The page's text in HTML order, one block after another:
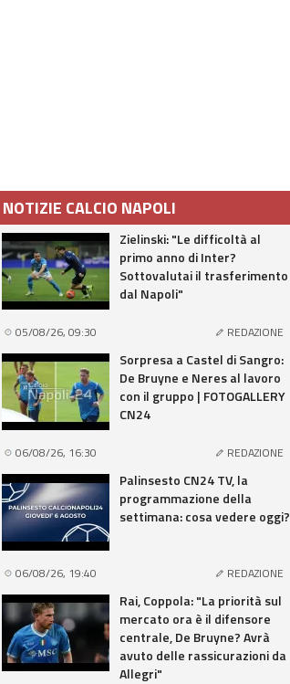
NOTIZIE CALCIO NAPOLI
Zielinski: "Le difficoltà al
primo anno di Inter?
Sottovalutai il trasferimento
dal Napoli"
05/08/26, 09:30 REDAZIONE
Sorpresa a Castel di Sangro:
De Bruyne e Neres al lavoro
con il gruppo | FOTOGALLERY
CN24
06/08/26, 16:30 REDAZIONE
Palinsesto CN24 TV, la
programmazione della
settimana: cosa vedere oggi?
06/08/26, 19:40 REDAZIONE
Rai, Coppola: "La priorità sul
mercato ora è il difensore
centrale, De Bruyne? Avrà
avuto delle rassicurazioni da
Allegri"